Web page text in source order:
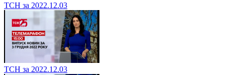
ТСН за 2022.12.03
ТСН за 2022.12.03